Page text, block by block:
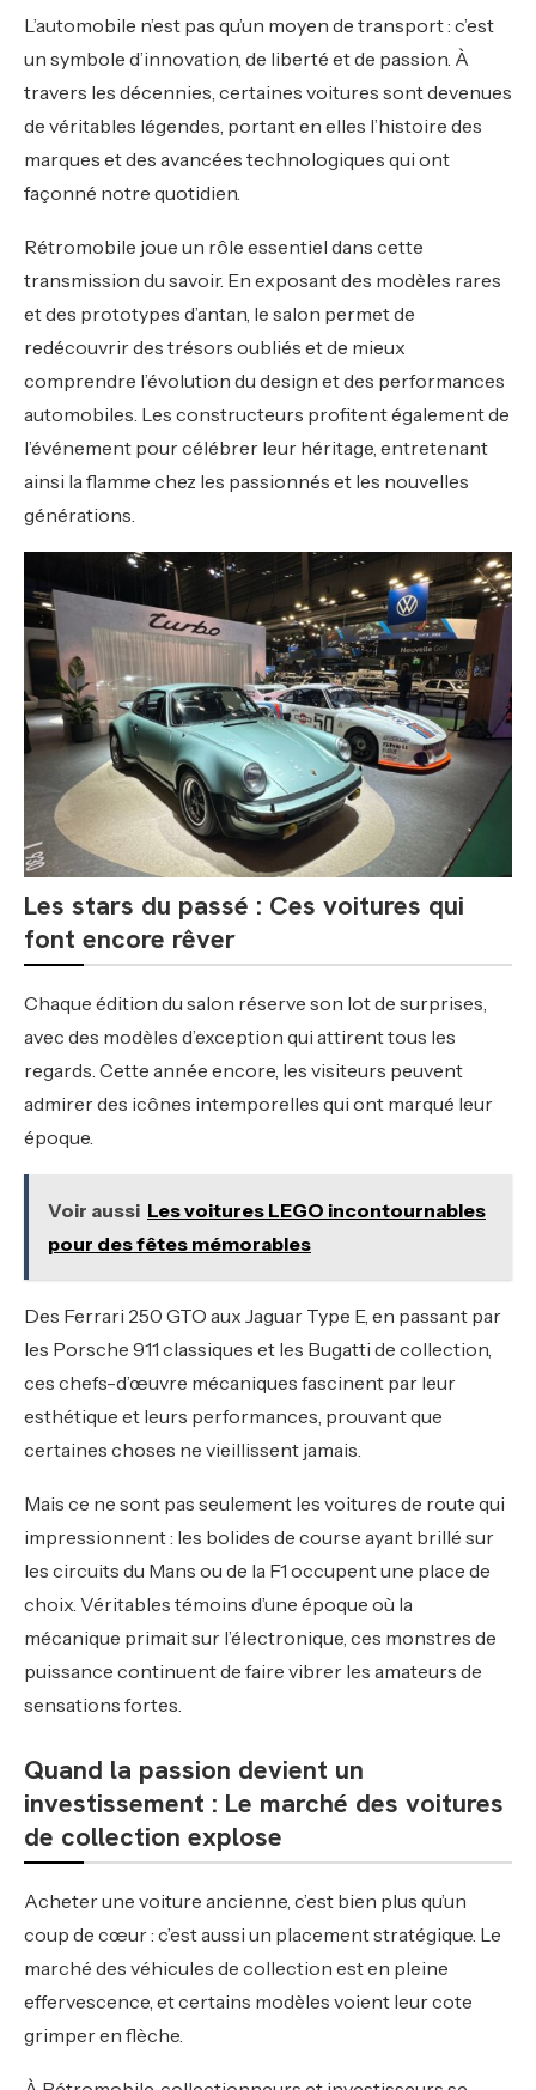
L’automobile n’est pas qu’un moyen de transport : c’est
un symbole d’innovation, de liberté et de passion. À
travers les décennies, certaines voitures sont devenues
de véritables légendes, portant en elles l’histoire des
marques et des avancées technologiques qui ont
façonné notre quotidien.
Rétromobile joue un rôle essentiel dans cette
transmission du savoir. En exposant des modèles rares
et des prototypes d’antan, le salon permet de
redécouvrir des trésors oubliés et de mieux
comprendre l’évolution du design et des performances
automobiles. Les constructeurs profitent également de
l’événement pour célébrer leur héritage, entretenant
ainsi la flamme chez les passionnés et les nouvelles
générations.
Les stars du passé : Ces voitures qui
font encore rêver
Chaque édition du salon réserve son lot de surprises,
avec des modèles d’exception qui attirent tous les
regards. Cette année encore, les visiteurs peuvent
admirer des icônes intemporelles qui ont marqué leur
époque.
Voir aussi Les voitures LEGO incontournables
pour des fêtes mémorables
Des Ferrari 250 GTO aux Jaguar Type E, en passant par
les Porsche 911 classiques et les Bugatti de collection,
ces chefs-d’œuvre mécaniques fascinent par leur
esthétique et leurs performances, prouvant que
certaines choses ne vieillissent jamais.
Mais ce ne sont pas seulement les voitures de route qui
impressionnent : les bolides de course ayant brillé sur
les circuits du Mans ou de la F1 occupent une place de
choix. Véritables témoins d’une époque où la
mécanique primait sur l’électronique, ces monstres de
puissance continuent de faire vibrer les amateurs de
sensations fortes.
Quand la passion devient un
investissement : Le marché des voitures
de collection explose
Acheter une voiture ancienne, c’est bien plus qu’un
coup de cœur : c’est aussi un placement stratégique. Le
marché des véhicules de collection est en pleine
effervescence, et certains modèles voient leur cote
grimper en flèche.